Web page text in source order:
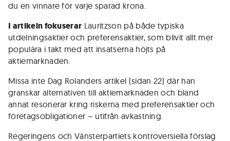
du en vinnare för varje sparad krona.
I artikeln fokuserar Lauritzson på både typiska
utdelningsaktier och preferensaktier, som blivit allt mer
populära i takt med att insatserna höjts på
aktiemarknaden.
Missa inte Dag Rolanders artikel (sidan 22) där han
granskar alternativen till aktiemarknaden och bland
annat resonerar kring riskerna med preferensaktier och
företagsobligationer – utifrån avkastning.
Regeringens och Vänsterpartiets kontroversiella förslag